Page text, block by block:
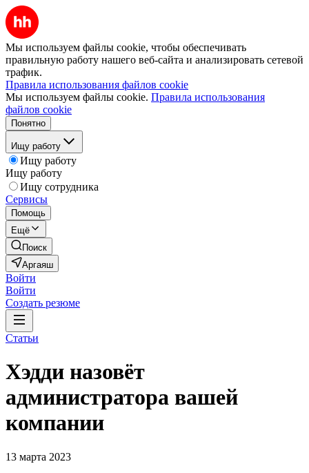
Мы используем файлы cookie, чтобы обеспечивать
правильную работу нашего веб-сайта и анализировать сетевой
трафик.
Правила использования файлов cookie
Мы используем файлы cookie. Правила использования
файлов cookie
Понятно
Ищу работу
Ищу работу
Ищу работу
Ищу сотрудника
Сервисы
Помощь
Ещё
Поиск
Аргаяш
Войти
Войти
Создать резюме
Статьи
Хэдди назовёт
администратора вашей
компании
13 марта 2023